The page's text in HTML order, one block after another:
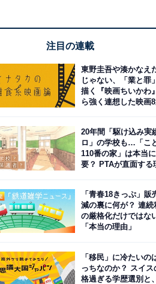
注目の連載
東野圭吾や湊かなえ
じゃない、「業と罪
描く『映画ちいかわ
ら強く連想した映画
20年間「駆け込み実
ロ」の学校も…「こ
110番の家」は本当
要？ PTAが直面する
「青春18きっぷ」販
減の裏に何が？ 連続
の厳格化だけではな
「本当の理由」
「移民」に冷たいの
っちなのか？ スイス
格過ぎる学歴選別と